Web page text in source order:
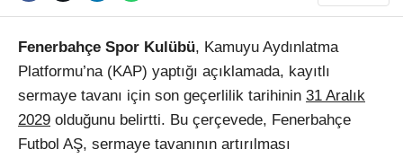
Fenerbahçe Spor Kulübü, Kamuyu Aydınlatma
Platformu’na (KAP) yaptığı açıklamada, kayıtlı
sermaye tavanı için son geçerlilik tarihinin 31 Aralık
2029 olduğunu belirtti. Bu çerçevede, Fenerbahçe
Futbol AŞ, sermaye tavanının artırılması